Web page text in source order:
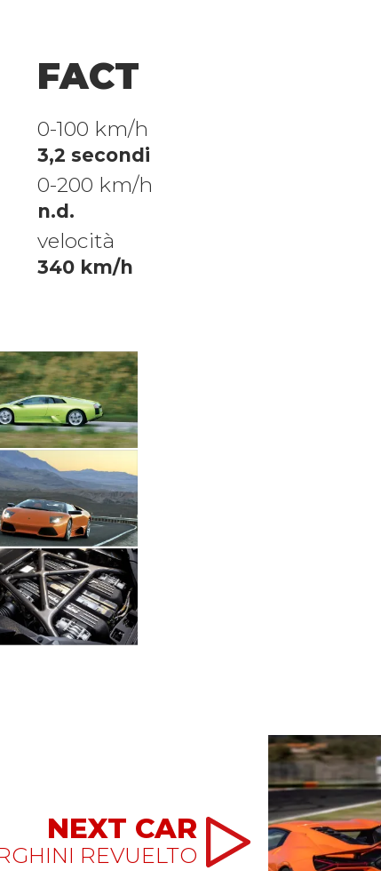
FACT
0-100 km/h
3,2 secondi
0-200 km/h
n.d.
velocità
340 km/h
NEXT CAR
REVUELTO